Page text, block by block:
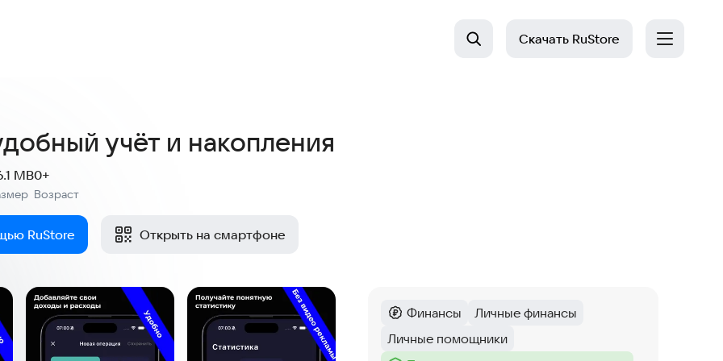
Скачать RuStore
учёт и накопления
MB
Возраст
0+
RuStore Открыть на смартфоне
Категория:
Финансы
Тег :
Личные финансы
Тег :
Личные помощники